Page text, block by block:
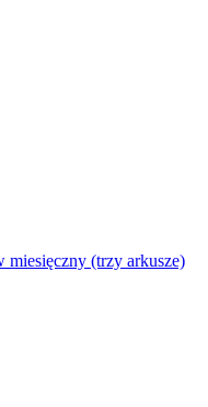
miesięczny (trzy arkusze)